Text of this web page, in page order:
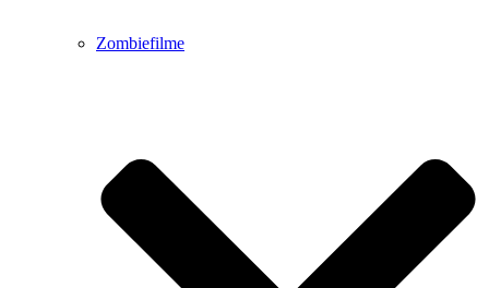
Zombiefilme